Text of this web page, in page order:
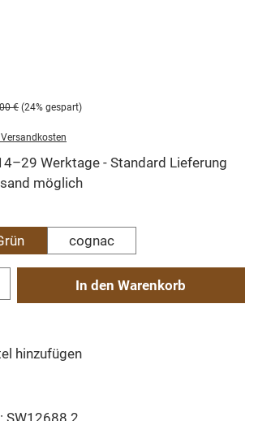
€ (24% gespart)
Werktage - Standard Lieferung
möglich
cognac
gewünschten Wert ein oder benutze die Schaltflächen
In den Warenkorb
hinzufügen